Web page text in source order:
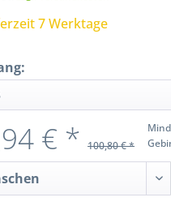
7 Werktage
€ * 100,80 € *